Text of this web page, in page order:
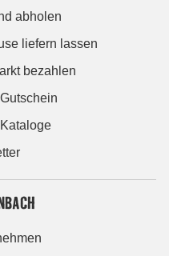
abholen
liefern lassen
bezahlen